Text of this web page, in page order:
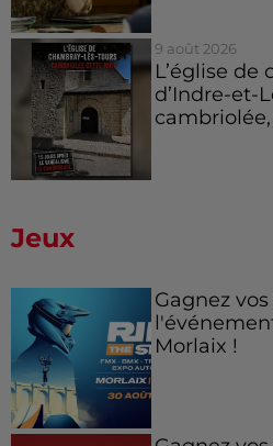
9 août 2026
L’église
d’Indre-et-
cambriolée,
Jeux
Gagnez
Morlaix !